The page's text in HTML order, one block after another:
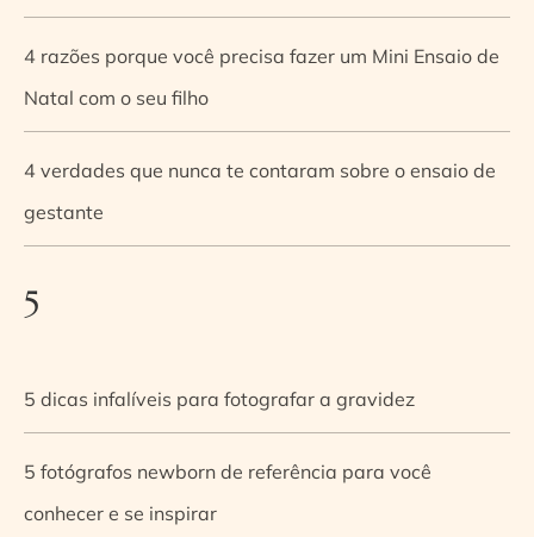
4 razões porque você precisa fazer um Mini Ensaio de
Natal com o seu filho
4 verdades que nunca te contaram sobre o ensaio de
gestante
5
5 dicas infalíveis para fotografar a gravidez
5 fotógrafos newborn de referência para você
conhecer e se inspirar